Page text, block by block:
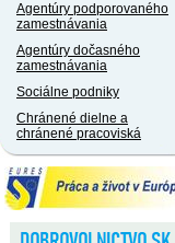
Agentúry podporovaného
zamestnávania
Agentúry dočasného
zamestnávania
Sociálne podniky
Chránené dielne a
chránené pracoviská